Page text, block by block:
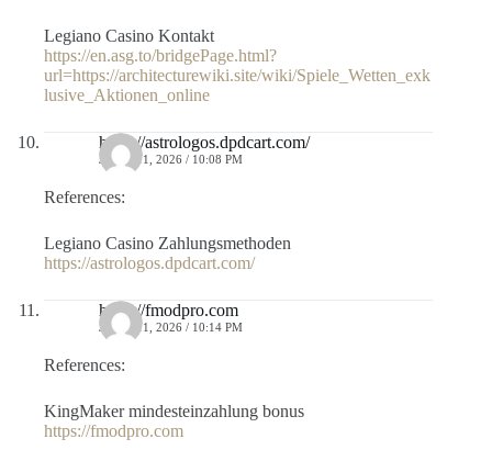
Legiano Casino Kontakt
https://en.asg.to/bridgePage.html?
url=https://architecturewiki.site/wiki/Spiele_Wetten_exk
lusive_Aktionen_online
https://astrologos.dpdcart.com/
JULIO 11, 2026 / 10:08 PM
References:
Legiano Casino Zahlungsmethoden
https://astrologos.dpdcart.com/
https://fmodpro.com
JULIO 11, 2026 / 10:14 PM
References:
KingMaker mindesteinzahlung bonus
https://fmodpro.com